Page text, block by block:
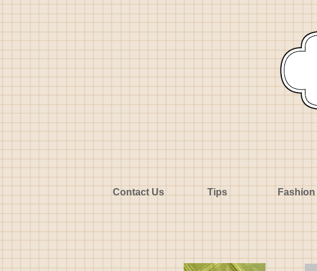
Contact Us Tips Fashion